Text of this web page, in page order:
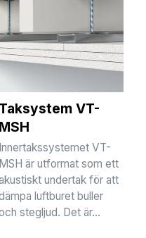
Taksystem VT-
MSH
Innertakssystemet VT-
MSH är utformat som ett
undertak för att
luftburet buller
stegljud. Det är...